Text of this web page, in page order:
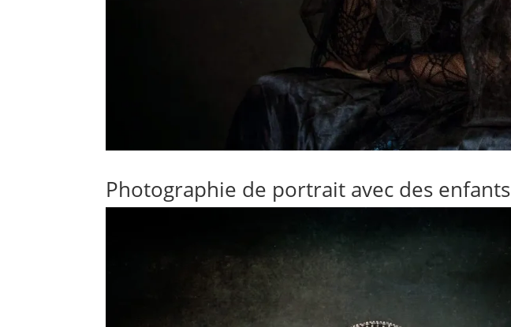
Photographie de portrait avec des enfants